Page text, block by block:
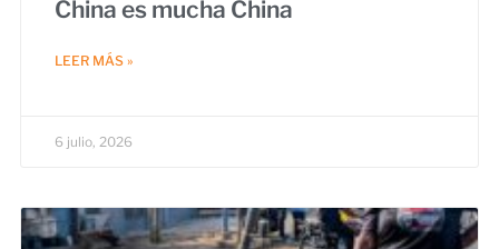
China es mucha China
LEER MÁS »
6 julio, 2026